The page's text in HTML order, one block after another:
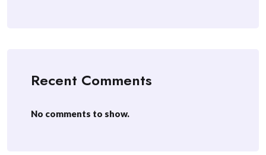
Recent Comments
No comments to show.